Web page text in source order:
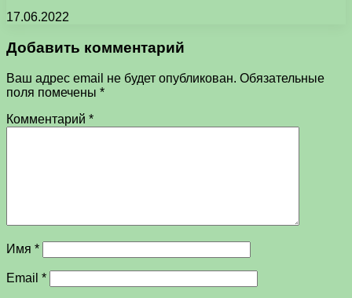
17.06.2022
Добавить комментарий
Ваш адрес email не будет опубликован. Обязательные
поля помечены *
Комментарий *
Имя *
Email *